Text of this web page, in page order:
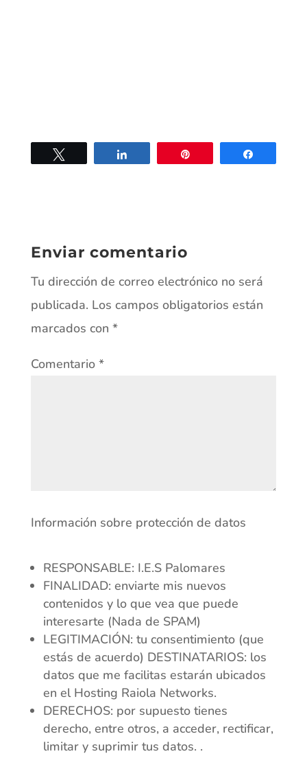
Enviar comentario
Tu dirección de correo electrónico no será
publicada. Los campos obligatorios están
marcados con *
Comentario *
Información sobre protección de datos
RESPONSABLE: I.E.S Palomares
FINALIDAD: enviarte mis nuevos
contenidos y lo que vea que puede
interesarte (Nada de SPAM)
LEGITIMACIÓN: tu consentimiento (que
estás de acuerdo) DESTINATARIOS: los
datos que me facilitas estarán ubicados
en el Hosting Raiola Networks.
DERECHOS: por supuesto tienes
derecho, entre otros, a acceder, rectificar,
limitar y suprimir tus datos. .